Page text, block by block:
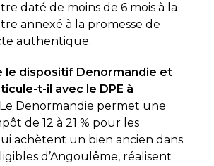
daté de moins de 6 mois à la
annexé à la promesse de
authentique.
le dispositif Denormandie et
t-il avec le DPE à
Le Denormandie permet une
de 12 à 21 % pour les
achètent un bien ancien dans
d’Angoulême, réalisent